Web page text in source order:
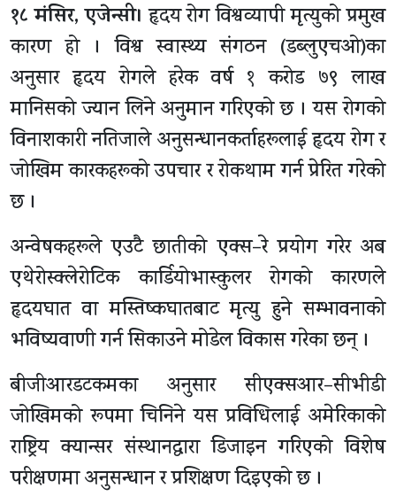
१८ मंसिर, एजेन्सी। हृदय रोग विश्वव्यापी मृत्युको प्रमुख
कारण हो । विश्व स्वास्थ्य संगठन (डब्लुएचओ)का
अनुसार हृदय रोगले हरेक वर्ष १ करोड ७९ लाख
मानिसको ज्यान लिने अनुमान गरिएको छ । यस रोगको
विनाशकारी नतिजाले अनुसन्धानकर्ताहरूलाई हृदय रोग र
जोखिम कारकहरूको उपचार र रोकथाम गर्न प्रेरित गरेको
छ ।
अन्वेषकहरूले एउटै छातीको एक्स–रे प्रयोग गरेर अब
एथेरोस्क्लेरोटिक कार्डियोभास्कुलर रोगको कारणले
हृदयघात वा मस्तिष्कघातबाट मृत्यु हुने सम्भावनाको
भविष्यवाणी गर्न सिकाउने मोडेल विकास गरेका छन् ।
बीजीआरडटकमका अनुसार सीएक्सआर–सीभीडी
जोखिमको रूपमा चिनिने यस प्रविधिलाई अमेरिकाको
राष्ट्रिय क्यान्सर संस्थानद्वारा डिजाइन गरिएको विशेष
परीक्षणमा अनुसन्धान र प्रशिक्षण दिइएको छ ।